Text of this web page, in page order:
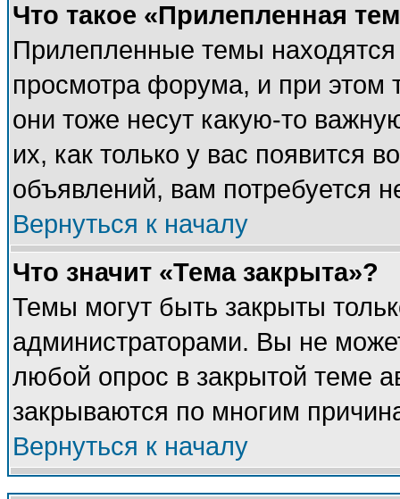
Что такое «Прилепленная
Прилепленные темы
просмотра форума, и при этом
они тоже несут какую-то
их, как только у вас появится
объявлений, вам потребуется
Вернуться к началу
Что значит «Тема закрыта»?
Темы могут быть закрыты
администраторами. Вы не
любой опрос в закрытой теме
закрываются по многим
Вернуться к началу